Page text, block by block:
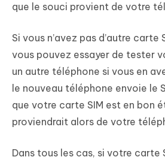
que le souci provient de votre
Si vous n’avez pas d’autre carte
vous pouvez essayer de tester
un autre téléphone si vous en
le nouveau téléphone envoie le
que votre carte SIM est en bon
proviendrait alors de votre
Dans tous les cas, si votre carte